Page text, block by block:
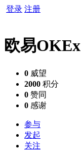
登录 注册
欧易OKEx
0 威望
2000 积分
0 赞同
0 感谢
参与
发起
关注